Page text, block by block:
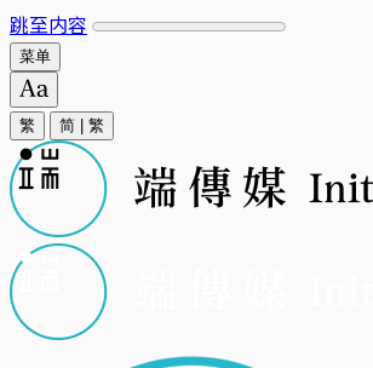
跳至内容
菜单
繁 简 繁